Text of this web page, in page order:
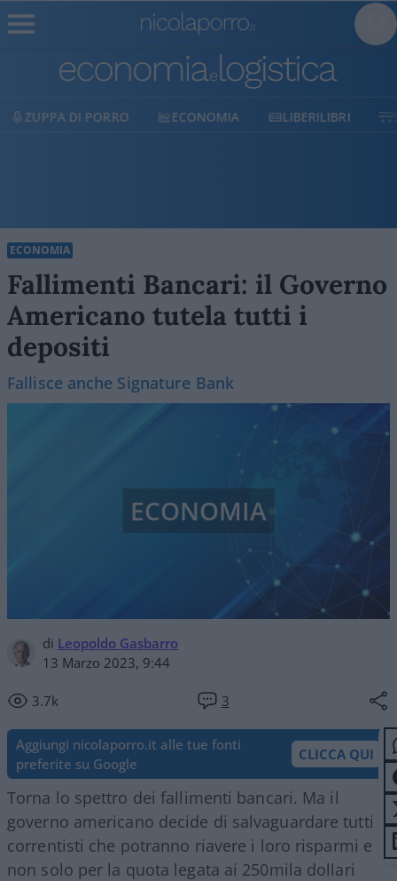
ECONOMIA LIBERILIBRI SHOP SOSTIENICI
ECONOMIA
Fallimenti Bancari: il Governo
Americano tutela tutti i
depositi
Fallisce anche Signature Bank
di Leopoldo Gasbarro
13 Marzo 2023, 9:44
3.7k 3
ECONOMIA
Aggiungi nicolaporro.it alle tue fonti
preferite su Google
CLICCA QUI
Torna lo spettro dei fallimenti bancari. Ma il
governo americano decide di salvaguardare tutti i
correntisti che potranno riavere i loro risparmi e
non solo per la quota legata ai 250mila dollari